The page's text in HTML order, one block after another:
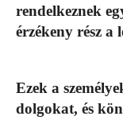
rendelkeznek
érzékeny rész a
Ezek a
dolgokat, és